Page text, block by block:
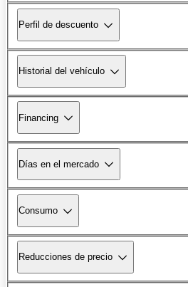
Perfil de descuento
Historial del vehículo
Financing
Días en el mercado
Consumo
Reducciones de precio